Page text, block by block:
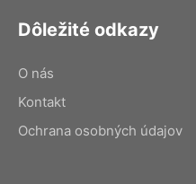
Dôležité odkazy
O nás
Kontakt
Ochrana osobných údajov